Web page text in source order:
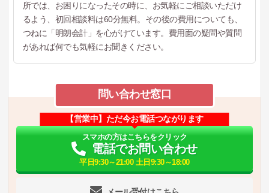
所では、お困りになったその時に、お気軽にご相談いただけ
るよう、初回相談料は60分無料。その後の費用についても、
つねに「明朗会計」を心がけています。費用面の疑問や質問
があれば何でも気軽にお聞きください。
問い合わせ窓口
【営業中】ただ今お電話つながります
スマホの方はこちらをクリック
電話でお問い合わせ
平日9:30～21:00 土日9:30～18:00